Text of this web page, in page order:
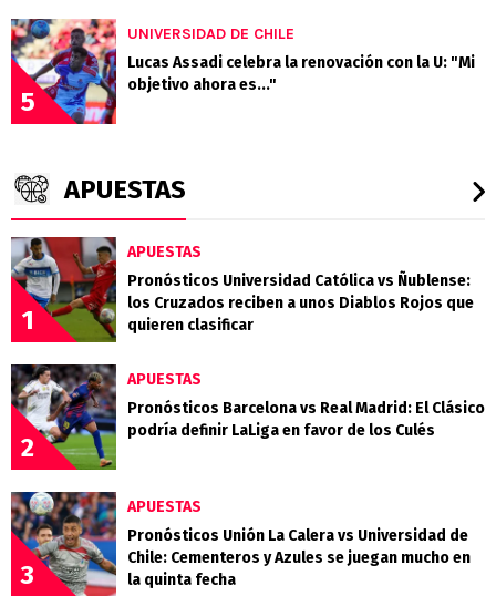
5
UNIVERSIDAD DE CHILE
Lucas Assadi celebra la renovación con la U: "Mi
objetivo ahora es..."
APUESTAS
1
APUESTAS
Pronósticos Universidad Católica vs Ñublense:
los Cruzados reciben a unos Diablos Rojos que
quieren clasificar
2
APUESTAS
Pronósticos Barcelona vs Real Madrid: El Clásico
podría definir LaLiga en favor de los Culés
3
APUESTAS
Pronósticos Unión La Calera vs Universidad de
Chile: Cementeros y Azules se juegan mucho en
la quinta fecha